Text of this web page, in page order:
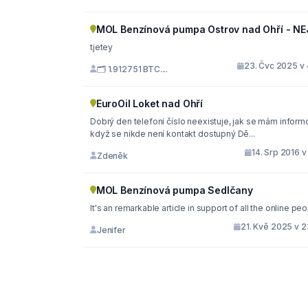
MOL Benzínová pumpa Ostrov nad Ohří -
tjetey
🗂 1.912751 BTC.... 23. Čvc 2025 v
EuroOil Loket nad Ohří
Dobrý den telefoni číslo neexistuje, jak se mám
když se nikde není kontakt dostupný Dě...
Zdeněk 14. Srp 2016 v
MOL Benzínová pumpa Sedlčany
It's an remarkable article in support of all the online
Jenifer 21. Kvě 2025 v